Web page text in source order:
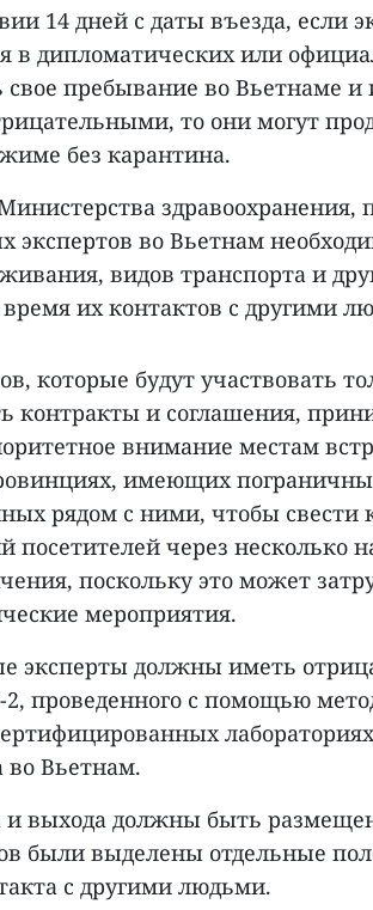
14 дней с даты въезда, если
в дипломатических или
пребывание во Вьетнаме и
то они могут
без карантина.
здравоохранения,
экспертов во Вьетнам
видов транспорта и
время их контактов с другими
которые будут участвовать
контракты и соглашения,
внимание местам
имеющих
рядом с ними, чтобы
посетителей через несколько
поскольку это может
мероприятия.
эксперты должны иметь
2, проведенного с помощью
во Вьетнам.
и выхода должны быть
были выделены отдельные
с другими людьми.